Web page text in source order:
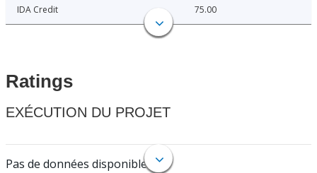
IDA Credit 75.00
Ratings
EXÉCUTION DU PROJET
Pas de données disponibles.